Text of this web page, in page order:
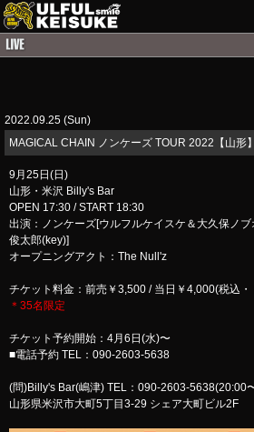
MAIL
2022.09.25 (Sun)
​MAGICAL CHAIN ノンケーズ TOUR 2022【山形
9月25日(日)
山形・米沢 Billy's Bar
OPEN 17:30 / START 18:30
出演：ノンケーズ[ウルフルケイスケ＆大久保ノ
俊太郎(key)]
オープニングアクト：The Null'z
チケット料金：前売￥3,500 / 当日￥4,000(税込
＊35名限定
チケット予約開始：4月6日(水)〜
■電話予約 TEL：090-2603-5638
(問)Billy's Bar(嶋津) TEL：090-2603-5638(20:00
山形県米沢市大町5丁目3-29 シェア大町ビル2F